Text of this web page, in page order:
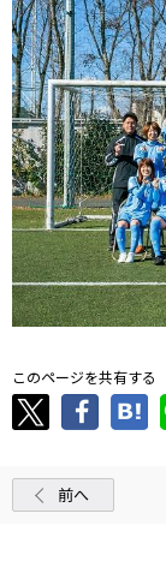
このページを共有する
前へ